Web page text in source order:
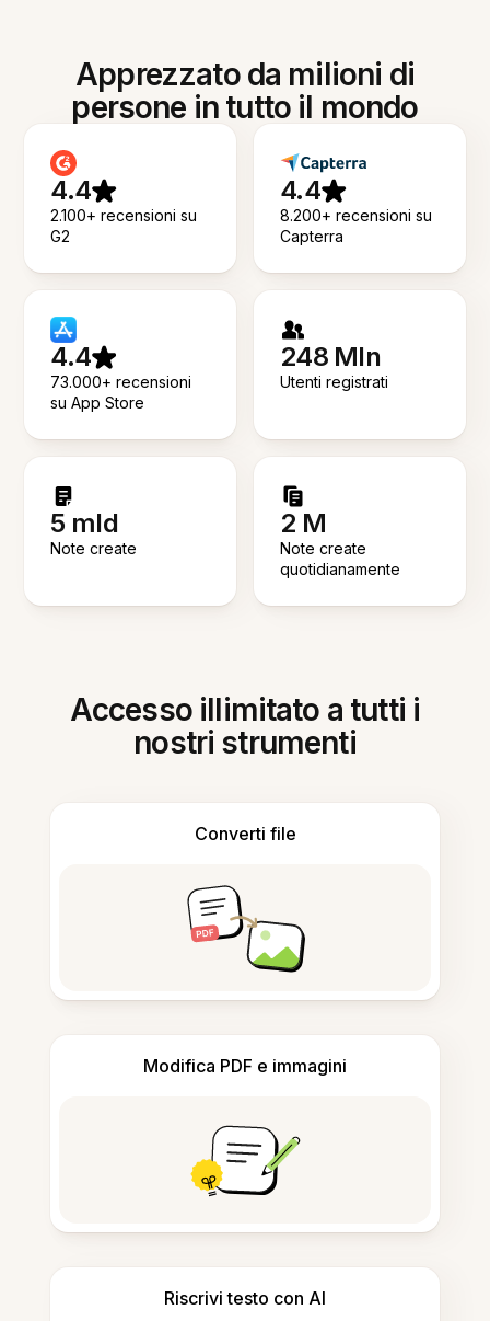
Apprezzato da milioni di
persone in tutto il mondo
4.4
2.100+ recensioni su
G2
4.4
8.200+ recensioni su
Capterra
4.4
73.000+ recensioni
su App Store
248 Mln
Utenti registrati
5 mld
Note create
2 M
Note create
quotidianamente
Accesso illimitato a tutti i
nostri strumenti
Converti file
Modifica PDF e immagini
Riscrivi testo con AI